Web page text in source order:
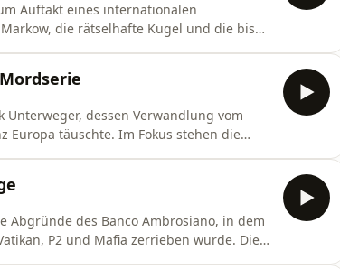
Auftakt eines internationalen
die rätselhafte Kugel und die bis
Unterweger, dessen Verwandlung vom
täuschte. Im Fokus stehen die
des Banco Ambrosiano, in dem
P2 und Mafia zerrieben wurde. Die